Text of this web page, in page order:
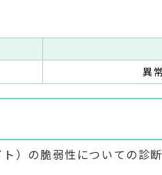
異
）の脆弱性についての診断